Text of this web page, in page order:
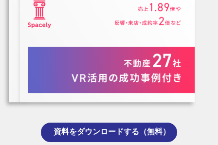
資料をダウンロードする（無料）